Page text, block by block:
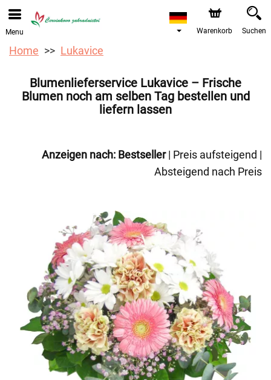
Menu Warenkorb Suchen
Home Lukavice
Blumenlieferservice Lukavice – Frische
Blumen noch am selben Tag bestellen und
liefern lassen
Anzeigen nach: Bestseller| Preis aufsteigend |
Absteigend nach Preis